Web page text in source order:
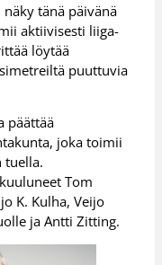
tänä päivänä
aktiivisesti liiga-
löytää
puuttuvia
päättää
joka toimii
tuella.
Tom
K. Kulha, Veijo
ja Antti Zitting.